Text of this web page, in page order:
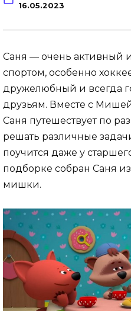
16.05.2023
Саня — очень активный
спортом, особенно
дружелюбный и всегда
друзьям. Вместе с
Саня путешествует по
решать различные
поучится даже у
подборке собран Саня
мишки.